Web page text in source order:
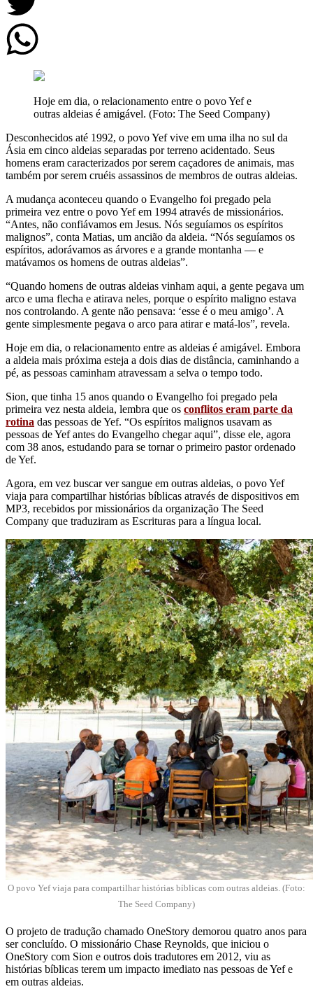
Hoje em dia, o relacionamento entre o povo Yef e
outras aldeias é amigável. (Foto: The Seed Company)
Desconhecidos até 1992, o povo Yef vive em uma ilha no sul da
Ásia em cinco aldeias separadas por terreno acidentado. Seus
homens eram caracterizados por serem caçadores de animais, mas
também por serem cruéis assassinos de membros de outras aldeias.
A mudança aconteceu quando o Evangelho foi pregado pela
primeira vez entre o povo Yef em 1994 através de missionários.
“Antes, não confiávamos em Jesus. Nós seguíamos os espíritos
malignos”, conta Matias, um ancião da aldeia. “Nós seguíamos os
espíritos, adorávamos as árvores e a grande montanha — e
matávamos os homens de outras aldeias”.
“Quando homens de outras aldeias vinham aqui, a gente pegava um
arco e uma flecha e atirava neles, porque o espírito maligno estava
nos controlando. A gente não pensava: ‘esse é o meu amigo’. A
gente simplesmente pegava o arco para atirar e matá-los”, revela.
Hoje em dia, o relacionamento entre as aldeias é amigável. Embora
a aldeia mais próxima esteja a dois dias de distância, caminhando a
pé, as pessoas caminham atravessam a selva o tempo todo.
Sion, que tinha 15 anos quando o Evangelho foi pregado pela
primeira vez nesta aldeia, lembra que os conflitos eram parte da
rotina das pessoas de Yef. “Os espíritos malignos usavam as
pessoas de Yef antes do Evangelho chegar aqui”, disse ele, agora
com 38 anos, estudando para se tornar o primeiro pastor ordenado
de Yef.
Agora, em vez buscar ver sangue em outras aldeias, o povo Yef
viaja para compartilhar histórias bíblicas através de dispositivos em
MP3, recebidos por missionários da organização The Seed
Company que traduziram as Escrituras para a língua local.
O povo Yef viaja para compartilhar histórias bíblicas com outras aldeias. (Foto:
The Seed Company)
O projeto de tradução chamado OneStory demorou quatro anos para
ser concluído. O missionário Chase Reynolds, que iniciou o
OneStory com Sion e outros dois tradutores em 2012, viu as
histórias bíblicas terem um impacto imediato nas pessoas de Yef e
em outras aldeias.